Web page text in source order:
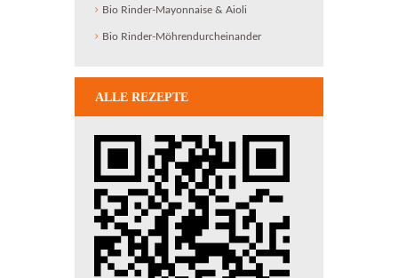
Bio Rinder-Mayonnaise & Aioli
Bio Rinder-Möhrendurcheinander
ALLE REZEPTE